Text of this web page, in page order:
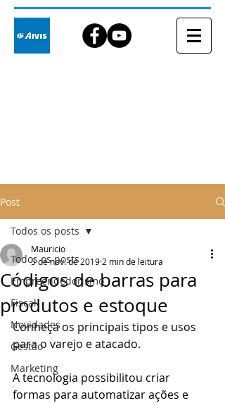
Post
Todos os posts
Empreendedorismo
Fiscal
Novidades
Gestão
Marketing
Todos os posts
Códigos de barras para
produtos e estoque
Mauricio
5 de nov. de 2019 2 min de leitura
Conheça os principais tipos e usos
para o varejo e atacado.
A tecnologia possibilitou criar
formas para automatizar ações e